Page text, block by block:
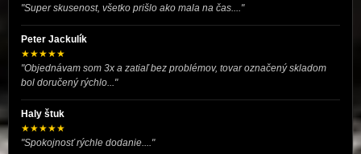
"Super skusenost, všetko prišlo ako mala na čas...."
Peter Jackulík
★★★★★
"Objednávam som 3x a zatiaľ bez problémov, tovar označený skladom
bol doručený rýchlo..."
Haly štuk
★★★★★
"Spokojnosť rýchle dodanie...."